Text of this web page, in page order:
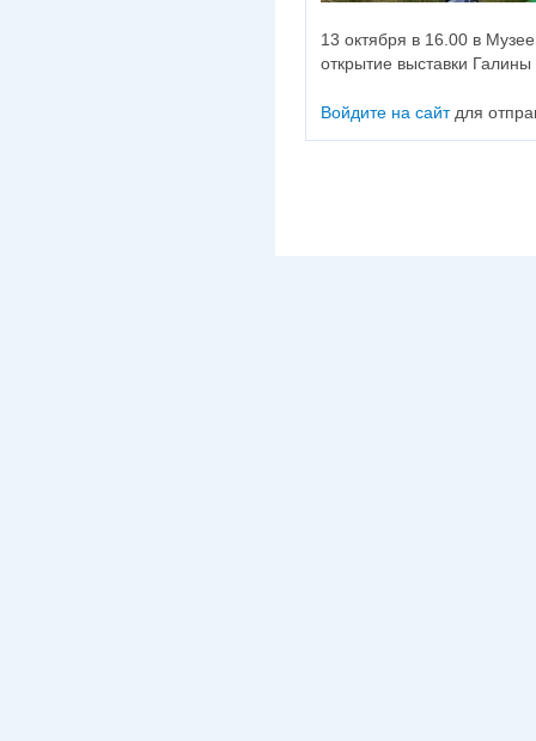
13 октября в 16.00 в
открытие выставки
Войдите на сайтдля